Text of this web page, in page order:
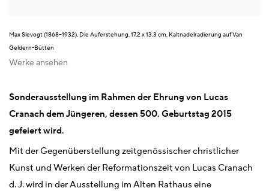
Max Slevogt (1868–1932), Die Auferstehung, 17,2 x 13,3 cm, Kaltnadelradierung auf Van
Geldern-Bütten
Werke ansehen
Sonderausstellung im Rahmen der Ehrung von Lucas
Cranach dem Jüngeren, dessen 500. Geburtstag 2015
gefeiert wird.
Mit der Gegenüberstellung zeitgenössischer christlicher
Kunst und Werken der Reformationszeit von Lucas Cranach
d. J. wird in der Ausstellung im Alten Rathaus eine